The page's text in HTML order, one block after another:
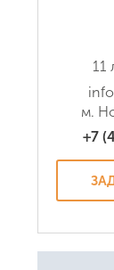
11
м.
+7